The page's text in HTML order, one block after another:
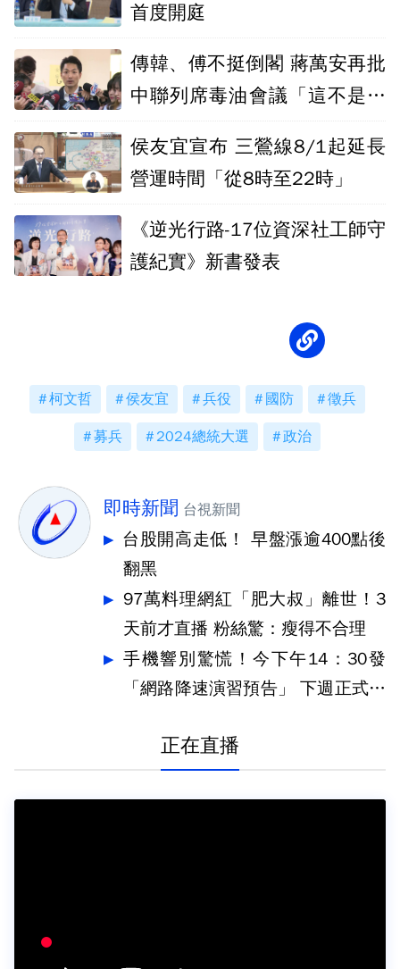
首度開庭
傳韓、傅不挺倒閣 蔣萬安再批
中聯列席毒油會議「這不是門
侯友宜宣布 三鶯線8/1起延長
營運時間「從8時至22時」
《逆光行路-17位資深社工師守
護紀實》新書發表
柯文哲 侯友宜 兵役 國防 徵兵
募兵 2024總統大選 政治
即時新聞 台視新聞
台股開高走低！ 早盤漲逾400點後
翻黑
97萬料理網紅「肥大叔」離世！3
天前才直播 粉絲驚：瘦得不合理
手機響別驚慌！今下午14：30發
「網路降速演習預告」 下週正式登
正在直播